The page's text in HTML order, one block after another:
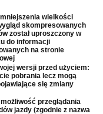
wielkości
skompresowanych
został uproszczony w
do informacji
na stronie
wersji przed użyciem:
pobrania lecz mogą
się zmiany
przeglądania
jazdy (zgodnie z nazwa